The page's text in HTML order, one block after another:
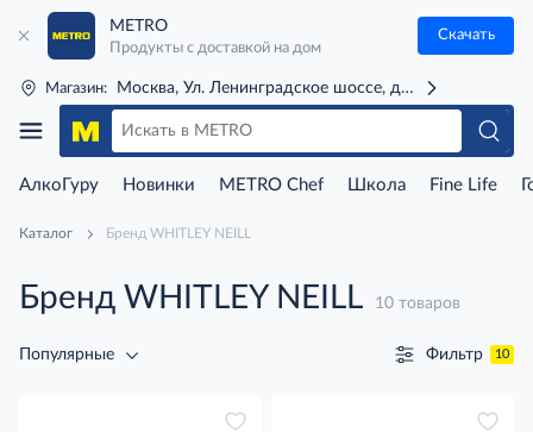
METRO
Продукты с доставкой на дом
Скачать
Магазин: Москва, Ул. Ленинградское шоссе, д. 71Г (м. Речной
АлкоГуру Новинки METRO Chef Школа Fine Life
Каталог Бренд WHITLEY NEILL
Бренд WHITLEY NEILL 10 товаров
Популярные Фильтр 10